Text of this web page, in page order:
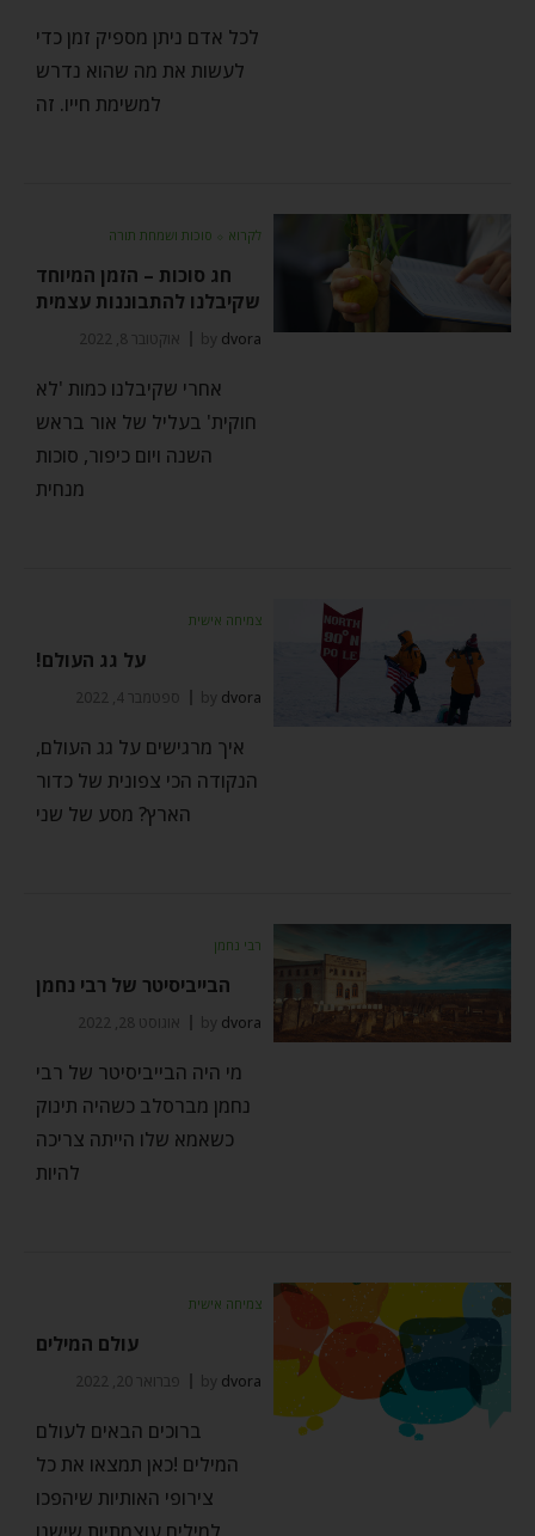
לכל אדם ניתן מספיק זמן כדי
לעשות את מה שהוא נדרש
למשימת חייו. זה
לקרוא ⬦ סוכות ושמחת תורה
חג סוכות – הזמן המיוחד
שקיבלנו להתבוננות עצמית
by dvora אוקטובר 8, 2022
אחרי שקיבלנו כמות 'לא
חוקית' בעליל של אור בראש
השנה ויום כיפור, סוכות
מנחית
צמיחה אישית
על גג העולם!
by dvora ספטמבר 4, 2022
איך מרגישים על גג העולם,
הנקודה הכי צפונית של כדור
הארץ? מסע של שני
רבי נחמן
הבייביסיטר של רבי נחמן
by dvora אוגוסט 28, 2022
מי היה הבייביסיטר של רבי
נחמן מברסלב כשהיה תינוק
כשאמא שלו הייתה צריכה
להיות
צמיחה אישית
עולם המילים
by dvora פברואר 20, 2022
ברוכים הבאים לעולם
המילים !כאן תמצאו את כל
צירופי האותיות שיהפכו